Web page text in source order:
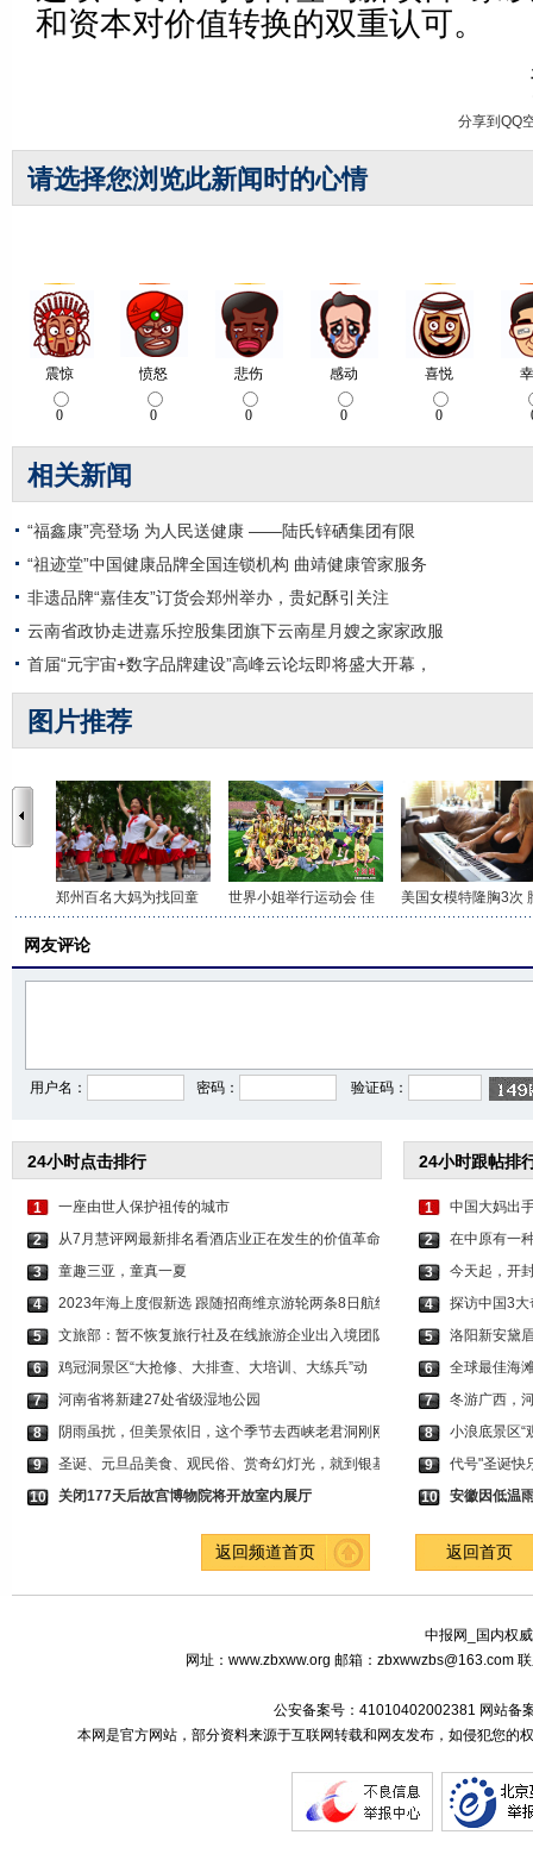
和资本对价值转换的双重认可。
分享到QQ
请选择您浏览此新闻时的心情
相关新闻
“福鑫康”亮登场 为人民送健康 ——陆氏锌硒集团有限
“祖迹堂”中国健康品牌全国连锁机构 曲靖健康管家服务
非遗品牌“嘉佳友”订货会郑州举办，贵妃酥引关注
云南省政协走进嘉乐控股集团旗下云南星月嫂之家家政服
首届“元宇宙+数字品牌建设”高峰云论坛即将盛大开幕，
图片推荐
郑州百名大妈为找回童 世界小姐举行运动会 佳 美国女模特隆胸3次
网友评论
用户名： 密码： 验证码：
24小时点击排行
1
一座由世人保护祖传的城市
2
从7月慧评网最新排名看酒店业正在发生的价值革命
3
童趣三亚，童真一夏
4
2023年海上度假新选 跟随招商维京游轮两条8日航线
5
文旅部：暂不恢复旅行社及在线旅游企业出入境团队
6
鸡冠洞景区“大抢修、大排查、大培训、大练兵”动
7
河南省将新建27处省级湿地公园
8
阴雨虽扰，但美景依旧，这个季节去西峡老君洞刚刚
9
圣诞、元旦品美食、观民俗、赏奇幻灯光，就到银基
10
关闭177天后故宫博物院将开放室内展厅
24小时跟帖排
1
中国大妈出
2
在中原有一
3
今天起，开
4
探访中国3
5
洛阳新安黛
6
全球最佳海
7
冬游广西，
8
小浪底景区“
9
代号"圣诞快
10
安徽因低温
返回频道首页 返回首页
中报网_国内权
网址：www.zbxww.org 邮箱：zbxwwzbs@163.com
公安备案号：41010402002381 网站备
本网是官方网站，部分资料来源于互联网转载和网友发布，如侵犯您的